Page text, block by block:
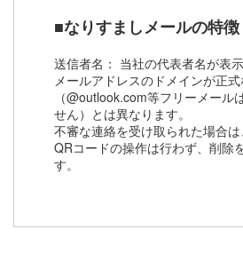
■なりすましメールの特徴
送信者名： 当社の代表者名が表
メールアドレスのドメインが正
（@outlook.com等フリーメール
せん）とは異なります。
不審な連絡を受け取られた場合は
QRコードの操作は行わず、削除
す。